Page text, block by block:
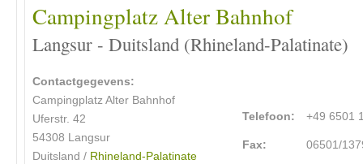
Campingplatz Alter Bahnhof
Langsur - Duitsland (Rhineland-Palatinate)
Contactgegevens:
Campingplatz Alter Bahnhof
Uferstr. 42
54308 Langsur
Duitsland / Rhineland-Palatinate
Telefoon: +49 6501
Fax: 06501/